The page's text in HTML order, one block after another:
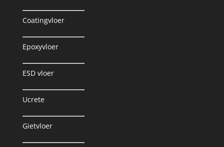
Coatingvloer
Epoxyvloer
ESD vloer
Ucrete
Gietvloer